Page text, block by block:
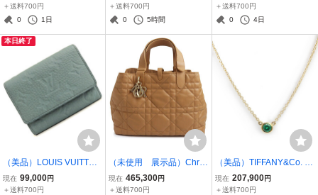
ルセル プルースト 20000
本限定 ボールペン ツイス
シルバー 28655
＋送料700円
0
1日
オール KCK385KPY ウォ
ーキン ディオール キャン
#37 24cm
＋送料700円
0
5時間
メタル アセテート ブルー
グレー サングラス アイウ
＋送料700円
0
4日
本日終了
（美品）LOUIS VUITTON
ルイ ヴィトン M14143 日
本限定 ポルトフォイユ パ
現在 99,000円
＋送料700円
（未使用 展示品）Christ
ian Dior クリスチャンデ
ィオール M2821OSHJ ト
現在 465,300円
＋送料700円
（美品）TIFFANY&Co. テ
ィファニー 62633018 エ
ルサ ペレッティ カラー バ
現在 207,900円
＋送料700円